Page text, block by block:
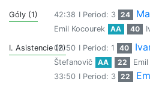
Góly (1) 42:38 I Period: 3 24
Emil Kocourek
AA 40
I. Asistencie (2)08:50 I Period: 1 40
Štefanovič
AA 22
33:50 I Period: 3 22